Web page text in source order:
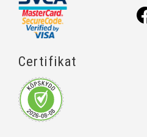
Certifikat